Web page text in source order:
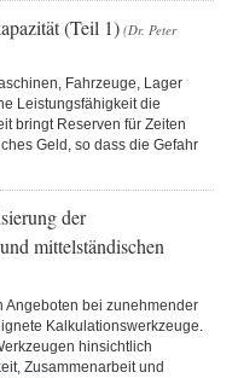
(Teil 1) (Dr. Peter
Fahrzeuge, Lager
Leistungsfähigkeit die
bringt Reserven für Zeiten
Geld, so dass die Gefahr
der
mittelständischen
Angeboten bei zunehmender
Kalkulationswerkzeuge.
hinsichtlich
Zusammenarbeit und